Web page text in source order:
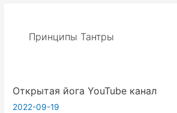
Принципы Тантры
Открытая йога YouTube канал
2022-09-19